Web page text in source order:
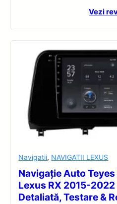
Vezi
Navigatii, NAVIGATII LEXUS
Navigație Auto
Lexus RX 2015-
Detaliată, Testare &